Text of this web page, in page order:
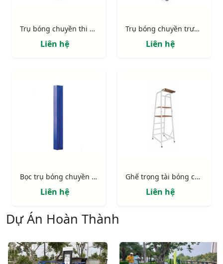
Trụ bóng chuyền thi đấu thay đổi độ cao 403443
Liên hệ
Trụ bóng chuyền trường học 402442
Liên hệ
Bọc trụ bóng chuyền vuông
Liên hệ
Ghế trọng tài bóng chuyền chân chữ nhật 402600
Liên hệ
Dự Án Hoàn Thành